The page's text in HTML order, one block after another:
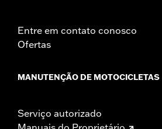
Entre em contato conosco
Ofertas
MANUTENÇÃO DE MOTOCICLETAS
Serviço autorizado